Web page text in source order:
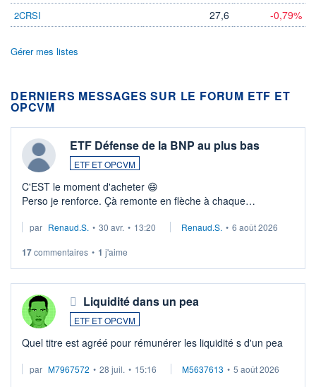
2CRSI 27,6 -0,79%
Gérer mes listes
DERNIERS MESSAGES SUR LE FORUM ETF ET
OPCVM
ETF Défense de la BNP au plus bas
ETF ET OPCVM
C'EST le moment d'acheter 😄​
Perso je renforce. Çà remonte en flèche à chaque
Investissement long terme tip top pour sa retraite.
par Renaud.S. • 30 avr. • 13:20 Renaud.S. • 6 août 2026
17commentaires • 1 j'aime
Liquidité dans un pea
ETF ET OPCVM
Quel titre est agréé pour rémunérer les liquidité s d'un pea
par M7967572 • 28 juil. • 15:16 M5637613 • 5 août 2026